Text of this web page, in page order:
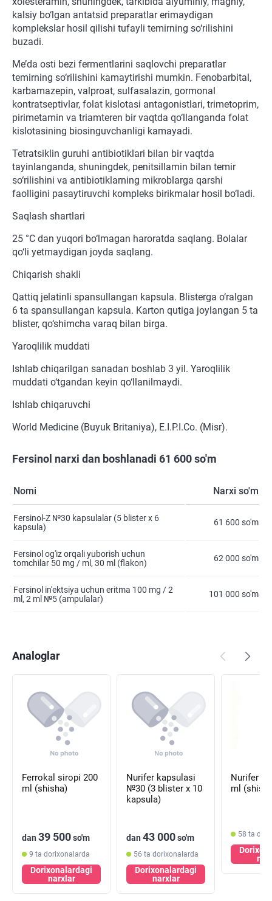
kalsiy bo‘lgan antatsid preparatlar erimaydigan
komplekslar hosil qilishi tufayli temirning so‘rilishini
buzadi.
Me’da osti bezi fermentlarini saqlovchi preparatlar
temirning so‘rilishini kamaytirishi mumkin. Fenobarbital,
karbamazepin, valproat, sulfasalazin, gormonal
kontratseptivlar, folat kislotasi antagonistlari, trimetoprim,
pirimetamin va triamteren bir vaqtda qo‘llanganda folat
kislotasining biosinguvchanligi kamayadi.
Tetratsiklin guruhi antibiotiklari bilan bir vaqtda
tayinlanganda, shuningdek, penitsillamin bilan temir
so‘rilishini va antibiotiklarning mikroblarga qarshi
faolligini pasaytiruvchi kompleks birikmalar hosil bo‘ladi.
Saqlash shartlari
25 °C dan yuqori bo‘lmagan haroratda saqlang. Bolalar
qo‘li yetmaydigan joyda saqlang.
Chiqarish shakli
Qattiq jelatinli spansullangan kapsula. Blisterga o‘ralgan
6 ta spansullangan kapsula. Karton qutiga joylangan 5 ta
blister, qo‘shimcha varaq bilan birga.
Yaroqlilik muddati
Ishlab chiqarilgan sanadan boshlab 3 yil. Yaroqlilik
muddati o‘tgandan keyin qo‘llanilmaydi.
Ishlab chiqaruvchi
World Medicine (Buyuk Britaniya), E.I.P.I.Co. (Misr).
Fersinol narxi dan boshlanadi 61 600 so'm
Nomi Narxi so'm
Fersinol-Z №30 kapsulalar (5 blister х 6
kapsula)
61 600 so'm
Fersinol og'iz orqali yuborish uchun
tomchilar 50 mg / ml, 30 ml (flakon)
62 000 so'm
Fersinol in'ektsiya uchun eritma 100 mg / 2
ml, 2 ml №5 (ampulalar)
101 000 so'm
Analoglar
Ferrokal siropi 200
ml (shisha)
dan 39 500so'm
9 ta dorixonalarda
Dorixonalardagi
narxlar
Nurifer kapsulasi
№30 (3 blister х 10
kapsula)
dan 43 000so'm
56 ta dorixonalarda
Dorixonalardagi
narxlar
Nurifer
ml
58 ta